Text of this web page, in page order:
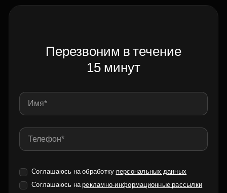
Перезвоним в течение
15 минут
Соглашаюсь на обработку персональных данных
Соглашаюсь нарекламно-информационные рассылки